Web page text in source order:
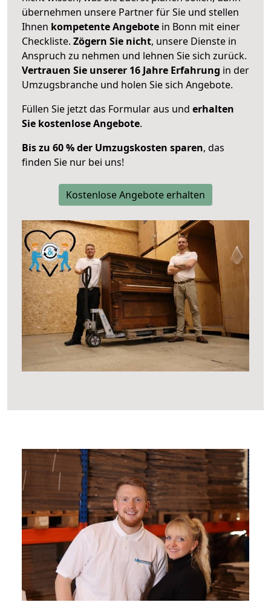
übernehmen unsere Partner für Sie und stellen
Ihnen kompetente Angebote in Bonn mit einer
Checkliste. Zögern Sie nicht, unsere Dienste in
Anspruch zu nehmen und lehnen Sie sich zurück.
Vertrauen Sie unserer 16 Jahre Erfahrung in der
Umzugsbranche und holen Sie sich Angebote.
Füllen Sie jetzt das Formular aus und erhalten
Sie kostenlose Angebote.
Bis zu 60 % der Umzugskosten sparen, das
finden Sie nur bei uns!
Kostenlose Angebote erhalten